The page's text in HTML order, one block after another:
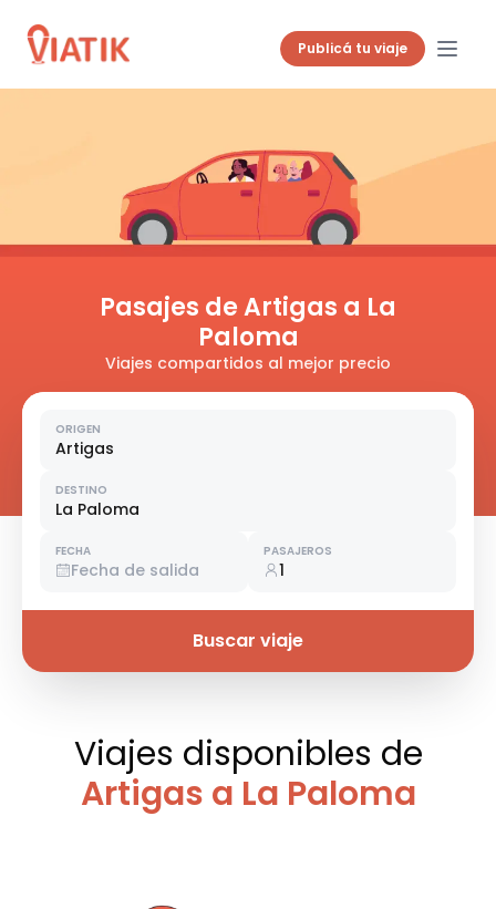
Publicá tu viaje
Pasajes de Artigas a La
Paloma
Viajes compartidos al mejor precio
ORIGEN
Artigas
DESTINO
La Paloma
FECHA
Fecha de salida
PASAJEROS
1
Buscar viaje
Viajes disponibles de
Artigas a La Paloma